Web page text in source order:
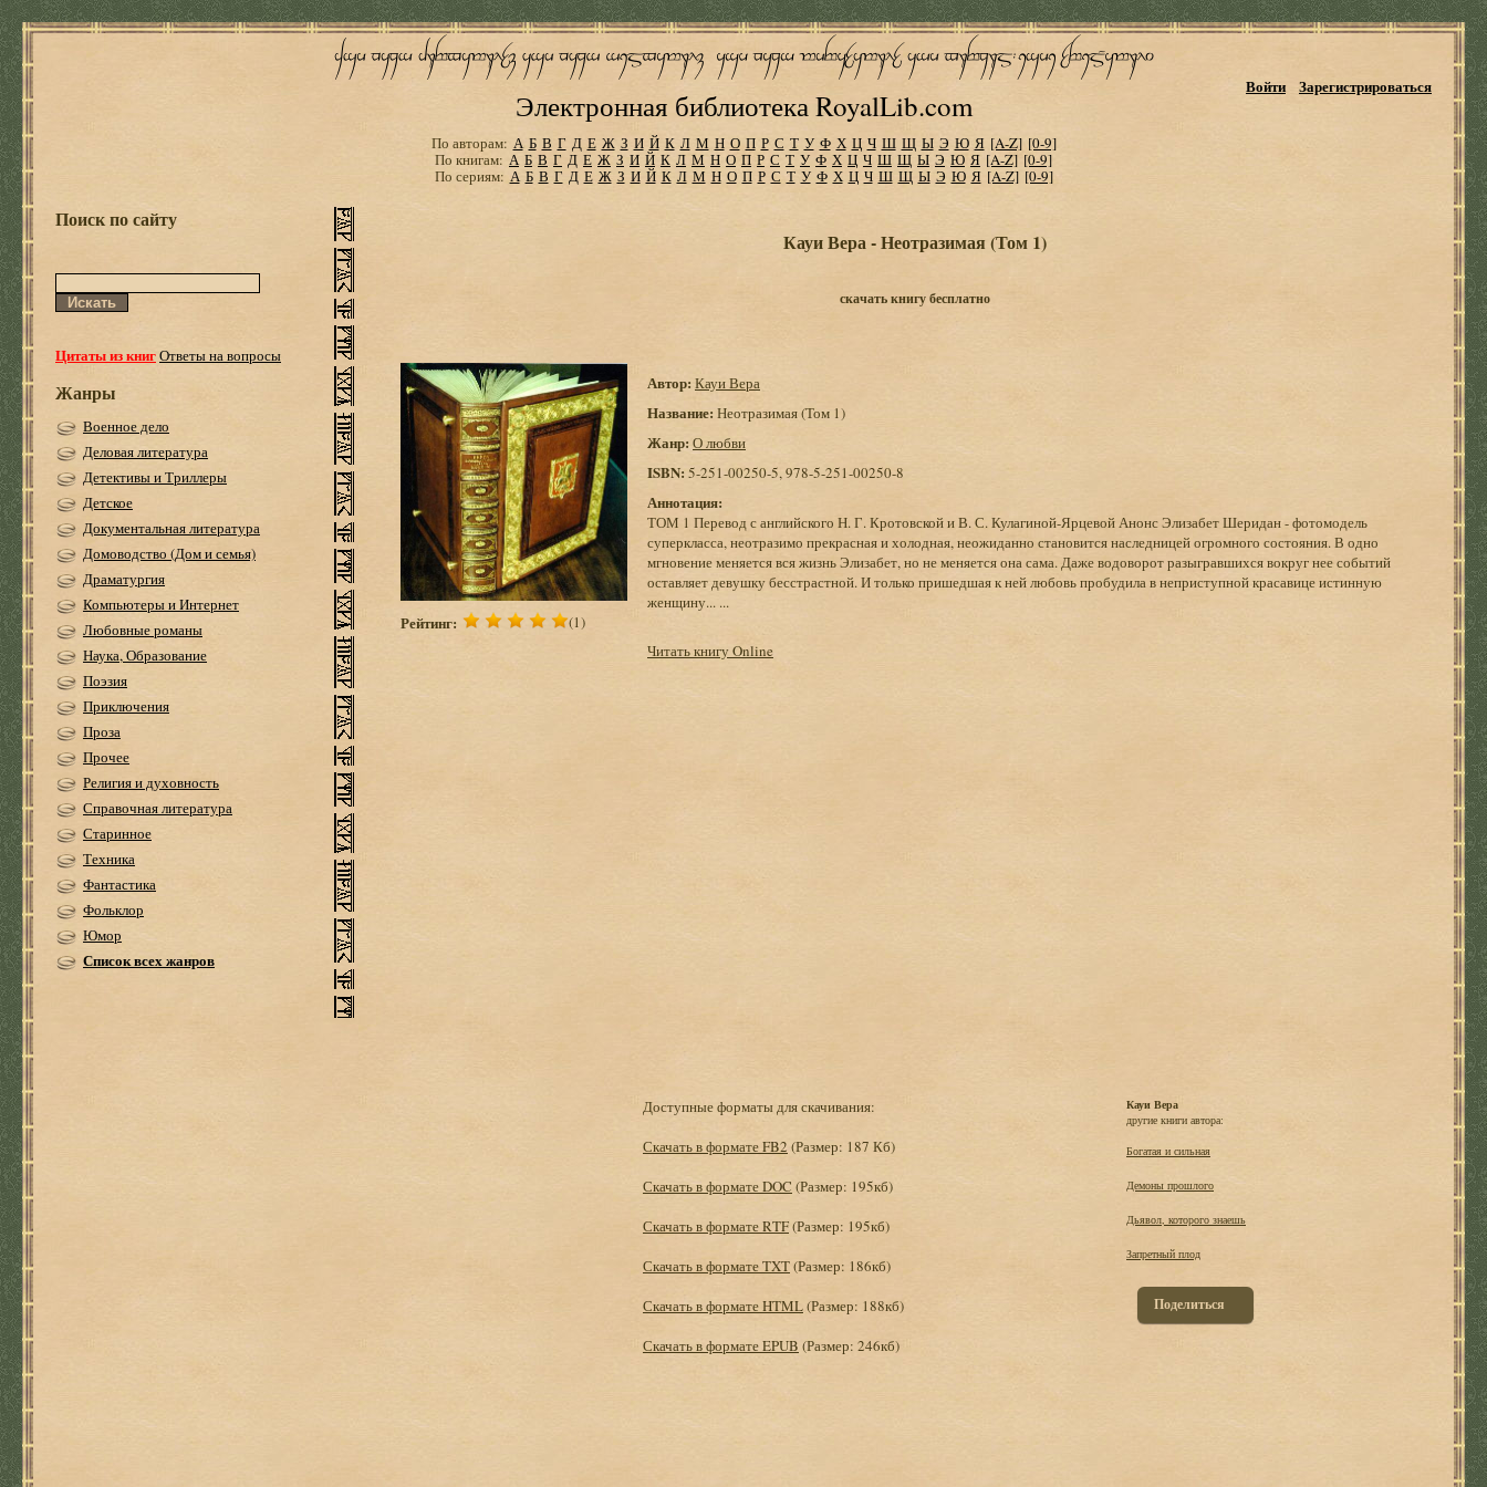
Электронная библиотека RoyalLib.com
Войти Зарегистрироваться
По авторам: А Б В Г Д Е Ж З И Й К Л М Н О П Р С Т У Ф Х Ц Ч Ш Щ Ы Э Ю Я [A-Z] [0-9]
По книгам: А Б В Г Д Е Ж З И Й К Л М Н О П Р С Т У Ф Х Ц Ч Ш Щ Ы Э Ю Я [A-Z] [0-9]
По сериям: А Б В Г Д Е Ж З И Й К Л М Н О П Р С Т У Ф Х Ц Ч Ш Щ Ы Э Ю Я [A-Z] [0-9]
Поиск по сайту
Цитаты из книгОтветы на вопросы
Жанры
Военное дело
Деловая литература
Детективы и Триллеры
Детское
Документальная литература
Домоводство (Дом и семья)
Драматургия
Компьютеры и Интернет
Любовные романы
Наука, Образование
Поэзия
Приключения
Проза
Прочее
Религия и духовность
Справочная литература
Старинное
Техника
Фантастика
Фольклор
Юмор
Список всех жанров
Кауи Вера - Неотразимая (Том 1)
скачать книгу бесплатно
Рейтинг: (1)
Автор: Кауи Вера
Название: Неотразимая (Том 1)
Жанр: О любви
ISBN: 5-251-00250-5, 978-5-251-00250-8
Аннотация:
ТОМ 1 Перевод с английского Н. Г. Кротовской и В. С. Кулагиной-Ярцевой Анонс Элизабет Шеридан - фотомодель
суперкласса, неотразимо прекрасная и холодная, неожиданно становится наследницей огромного состояния. В одно
мгновение меняется вся жизнь Элизабет, но не меняется она сама. Даже водоворот разыгравшихся вокруг нее событий
оставляет девушку бесстрастной. И только пришедшая к ней любовь пробудила в неприступной красавице истинную
женщину... ...
Читать книгу Online
Доступные форматы для скачивания:
Скачать в формате FB2 (Размер: 187 Кб)
Скачать в формате DOC (Размер: 195кб)
Скачать в формате RTF(Размер: 195кб)
Скачать в формате TXT(Размер: 186кб)
Скачать в формате HTML(Размер: 188кб)
Скачать в формате EPUB (Размер: 246кб)
Кауи Вера
другие книги автора:
Богатая и сильная
Демоны прошлого
Дьявол, которого знаешь
Запретный плод
Поделиться